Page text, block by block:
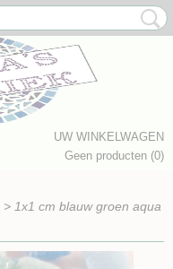
UW WINKELWAGEN
Geen producten (0)
> 1x1 cm blauw groen aqua